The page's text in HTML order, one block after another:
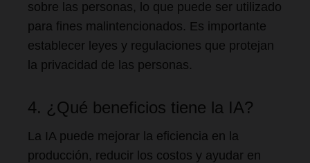
sobre las personas, lo que puede ser utilizado
para fines malintencionados. Es importante
establecer leyes y regulaciones que protejan
la privacidad de las personas.
4. ¿Qué beneficios tiene la IA?
La IA puede mejorar la eficiencia en la
producción, reducir los costos y ayudar en